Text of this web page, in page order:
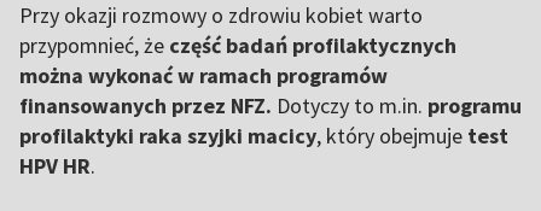
Przy okazji rozmowy o zdrowiu kobiet warto
przypomnieć, że część badań profilaktycznych
można wykonać w ramach programów
finansowanych przez NFZ. Dotyczy to m.in. programu
profilaktyki raka szyjki macicy, który obejmuje test
HPV HR.